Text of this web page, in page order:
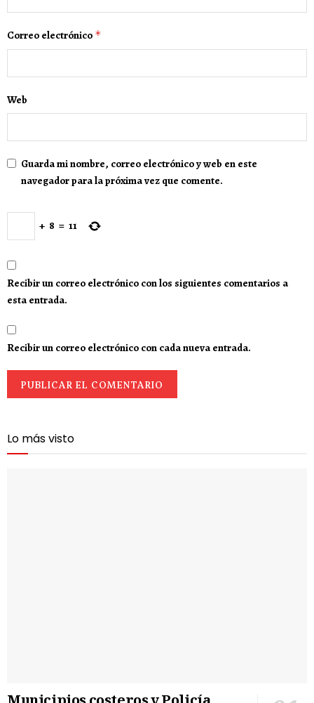
Correo electrónico *
Web
Guarda mi nombre, correo electrónico y web en este
navegador para la próxima vez que comente.
+ 8 = 11
Recibir un correo electrónico con los siguientes comentarios a
esta entrada.
Recibir un correo electrónico con cada nueva entrada.
Lo más visto